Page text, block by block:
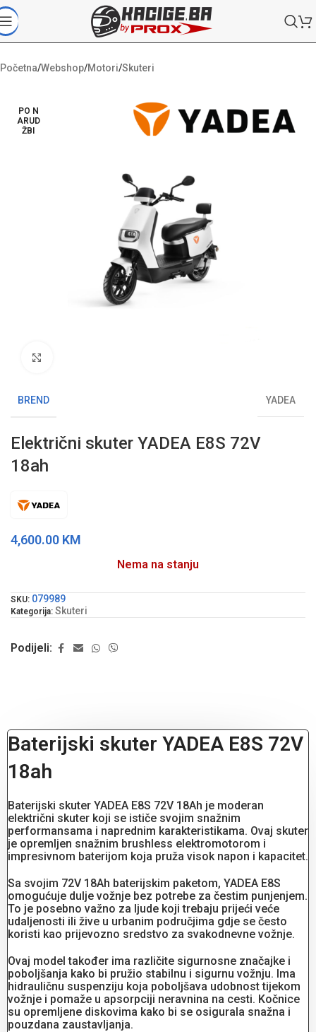
Početna/Webshop/Motori/Skuteri
PO N
ARUD
ŽBI
BREND YADEA
Električni skuter YADEA E8S 72V
18ah
4,600.00 KM
Nema na stanju
SKU: 079989
Kategorija: Skuteri
Podijeli:
Baterijski skuter YADEA E8S 72V
18ah
Baterijski skuter YADEA E8S 72V 18Ah je moderan
električni skuter koji se ističe svojim snažnim
performansama i naprednim karakteristikama. Ovaj skuter
je opremljen snažnim brushless elektromotorom i
impresivnom baterijom koja pruža visok napon i kapacitet.
Sa svojim 72V 18Ah baterijskim paketom, YADEA E8S
omogućuje dulje vožnje bez potrebe za čestim punjenjem.
To je posebno važno za ljude koji trebaju prijeći veće
udaljenosti ili žive u urbanim područjima gdje se često
koristi kao prijevozno sredstvo za svakodnevne vožnje.
Ovaj model također ima različite sigurnosne značajke i
poboljšanja kako bi pružio stabilnu i sigurnu vožnju. Ima
hidrauličnu suspenziju koja poboljšava udobnost tijekom
vožnje i pomaže u apsorpciji neravnina na cesti. Kočnice
su opremljene diskovima kako bi se osigurala snažna i
pouzdana zaustavljanja.